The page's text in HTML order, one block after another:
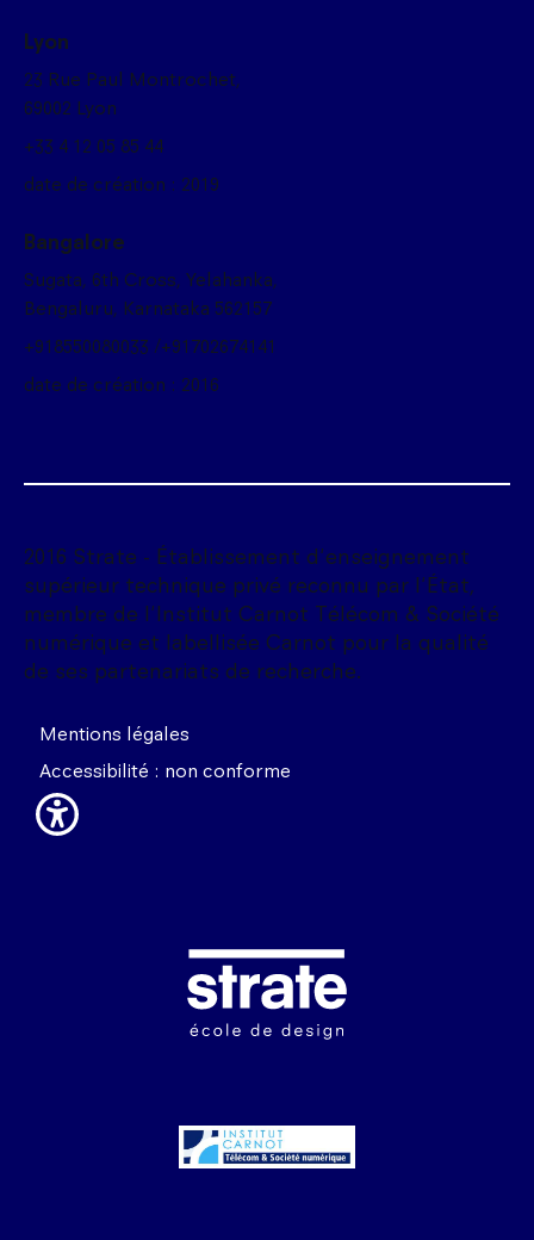
Image
2016 Strate - Établissement d'enseignement
supérieur technique privé reconnu par l'État,
membre de l'Institut Carnot Télécom & Société
numérique et labellisée Carnot pour la qualité
de ses partenariats de recherche.
Mentions légales
Accessibilité : non conforme
Lyon
23 Rue Paul Montrochet,
69002 Lyon
+33 4 12 05 85 44
date de création : 2019
Bangalore
Sugata, 6th Cross, Yelahanka,
Bengaluru, Karnataka 562157
+918550080033 /+91702674141
date de création : 2016